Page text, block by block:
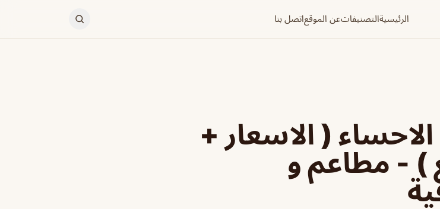
الرئيسيةالتصنيفاتعن الموقعاتصل بنا
( الاسعار +
) - مطاعم و